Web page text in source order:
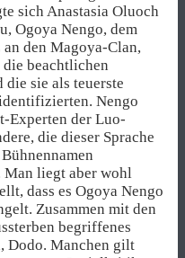
sich Anastasia Oluoch
Ogoya Nengo, dem
den Magoya-Clan,
die beachtlichen
sie als teuerste
Nengo
Experten der Luo-
die dieser Sprache
liegt aber wohl
dass es Ogoya Nengo
Zusammen mit den
begriffenes
Dodo. Manchen gilt